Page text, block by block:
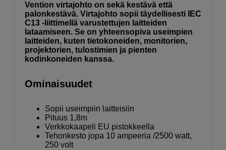
Vention virtajohto on sekä kestävä että
palonkestävä. Virtajohto sopii täydellisesti IEC
C13 -liittimellä varustettujen laitteiden
lataamiseen. Se on yhteensopiva useimpien
laitteiden, kuten tietokoneiden, monitorien,
projektorien, tulostimien ja pienten
kodinkoneiden kanssa.
Ominaisuudet
Sopii useimpiin laitteisiin
Pituus 1,8m
Verkkokaapeli EU pistokkeella
Tehonkesto jopa 10 ampeeria /2500 watt,
250 volt